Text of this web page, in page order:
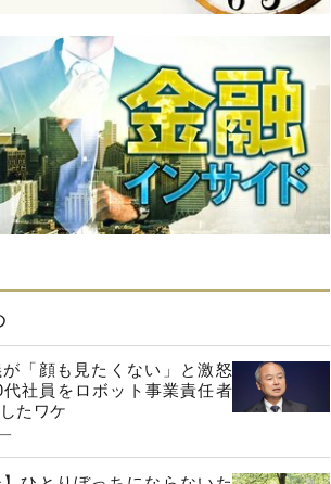
「顔も見たくない」と激怒
代社員をロボット事業責任者
たワケ